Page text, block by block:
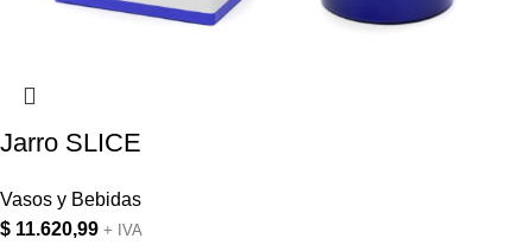
Jarro SLICE
Vasos y Bebidas
$ 11.620,99 + IVA